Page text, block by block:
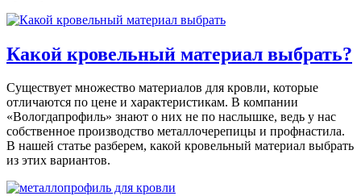
Какой кровельный материал выбрать?
Существует множество материалов для кровли, которые
отличаются по цене и характеристикам. В компании
«Вологдапрофиль» знают о них не по наслышке, ведь у нас
собственное производство металлочерепицы и профнастила.
В нашей статье разберем, какой кровельный материал выбрать
из этих вариантов.